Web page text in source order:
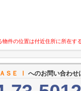
件の位置は付近住所に所在す
ＳＥ Ⅰ へのお問い合わせ